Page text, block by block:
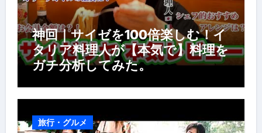
神回｜サイゼを100倍楽しむ！イ
タリア料理人が【本気で】料理を
ガチ分析してみた。
旅行・グルメ